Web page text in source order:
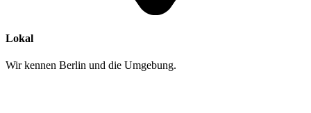
Lokal
Wir kennen Berlin und die Umgebung.